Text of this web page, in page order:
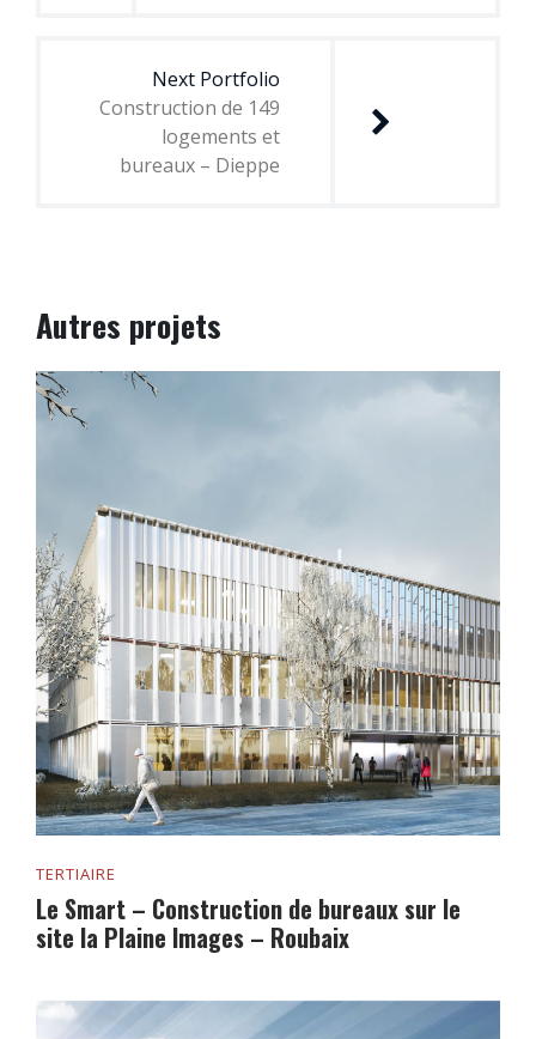
Next Portfolio
Construction de 149
logements et
bureaux – Dieppe
Autres projets
TERTIAIRE
Le Smart – Construction de bureaux sur le
site la Plaine Images – Roubaix